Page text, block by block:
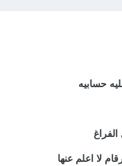
حسابيه
لا اعلم عنها